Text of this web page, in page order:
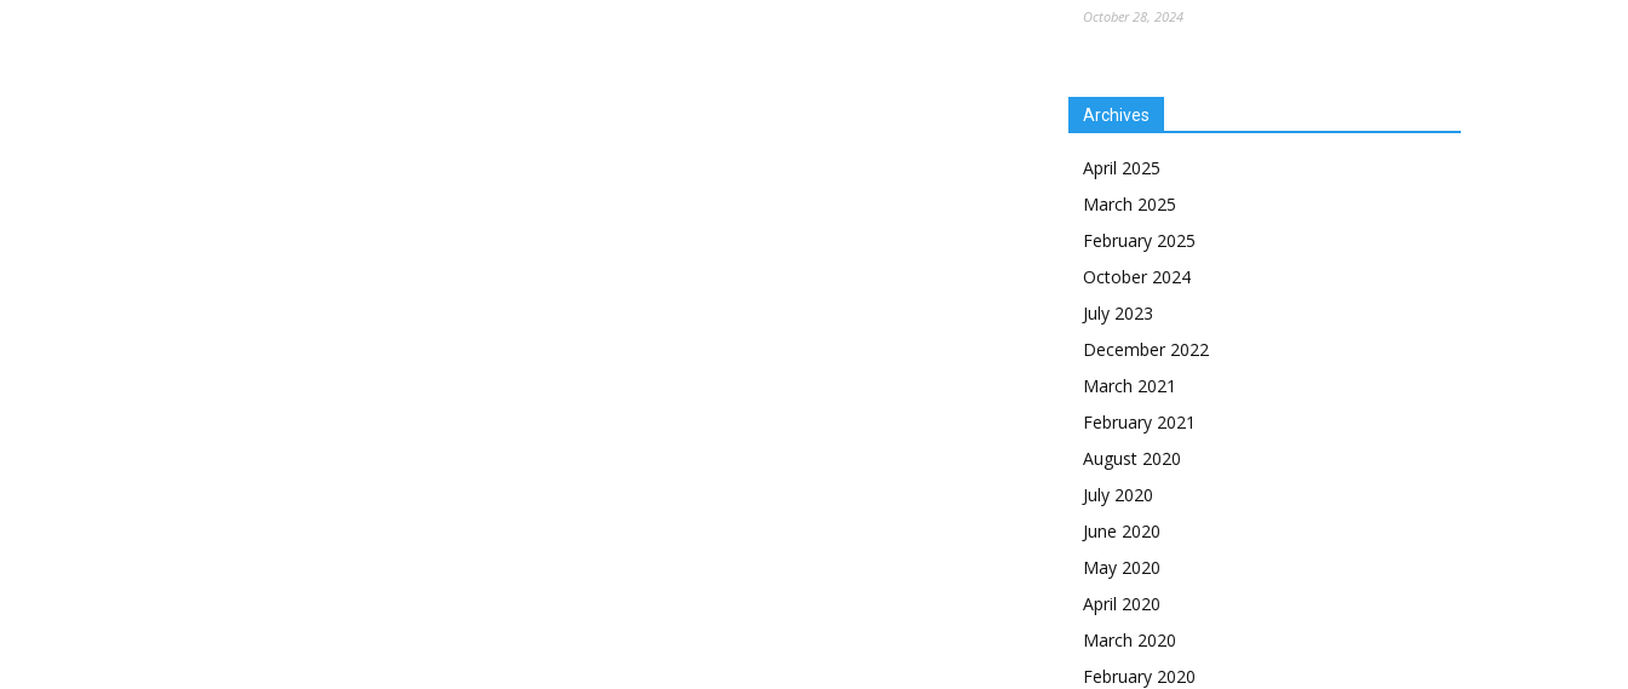
October 28, 2024
Archives
April 2025
March 2025
February 2025
October 2024
July 2023
December 2022
March 2021
February 2021
August 2020
July 2020
June 2020
May 2020
April 2020
March 2020
February 2020